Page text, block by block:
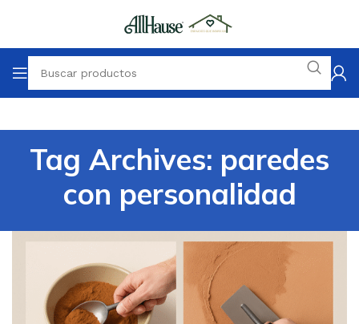
Tag Archives: paredes
con personalidad